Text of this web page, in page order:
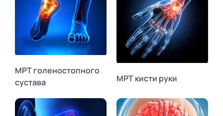
МРТ голеностопного
сустава
МРТ кисти руки